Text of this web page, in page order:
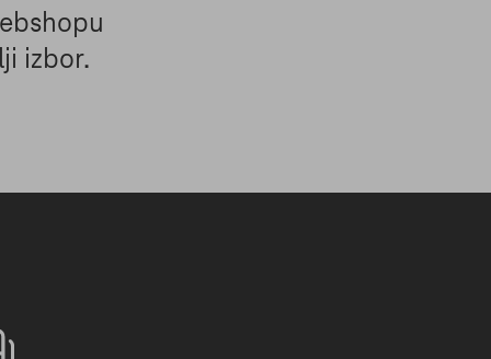
izbor.